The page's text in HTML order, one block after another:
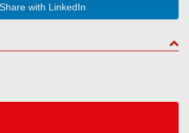
with LinkedIn
to